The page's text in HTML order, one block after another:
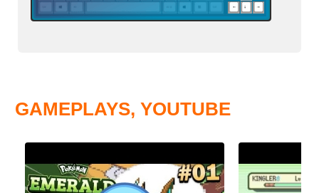
GAMEPLAYS, YOUTUBE